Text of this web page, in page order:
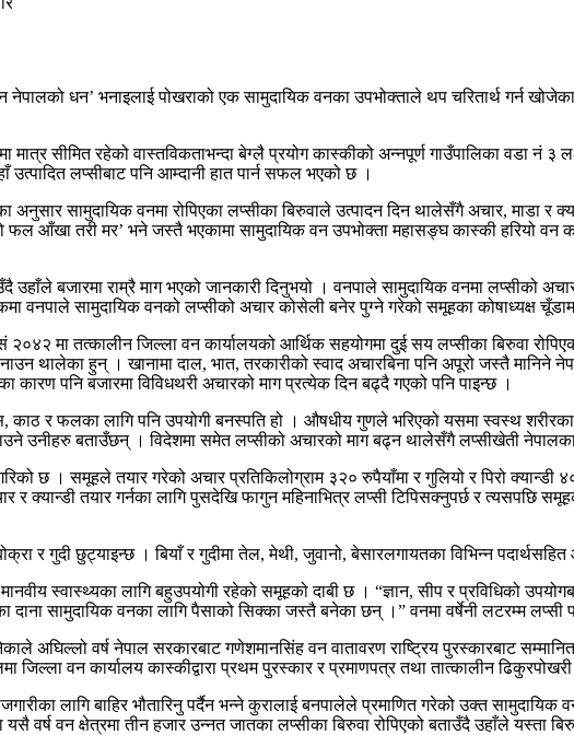
नेपालको धन’ भनाइलाई पोखराको एक सामुदायिक वनका उपभोक्ताले थप चरितार्थ गर्न
मात्र सीमित रहेको वास्तविकताभन्दा बेग्लै प्रयोग कास्कीको अन्नपूर्ण गाउँपालिका वडा नं
लप्सीबाट पनि आम्दानी हात पार्न सफल भएको छ ।
अनुसार सामुदायिक वनमा रोपिएका लप्सीका बिरुवाले उत्पादन दिन थालेसँगै अचार, माडा र
आँखा तरी मर’ भने जस्तै भएकामा सामुदायिक वन उपभोक्ता महासङ्घ कास्की हरियो वन
उहाँले बजारमा राम्रै माग भएको जानकारी दिनुभयो । वनपाले सामुदायिक वनमा लप्सीको
वनपाले सामुदायिक वनको लप्सीको अचार कोसेली बनेर पुग्ने गरेको समूहका कोषाध्यक्ष
मा तत्कालीन जिल्ला वन कार्यालयको आर्थिक सहयोगमा दुई सय लप्सीका बिरुवा
थालेका हुन् । खानामा दाल, भात, तरकारीको स्वाद अचारबिना पनि अपूरो जस्तै मानिने
कारण पनि बजारमा विविधथरी अचारको माग प्रत्येक दिन बढ्दै गएको पनि पाइन्छ ।
काठ र फलका लागि पनि उपयोगी बनस्पति हो । औषधीय गुणले भरिएको यसमा स्वस्थ
उनीहरु बताउँछन् । विदेशमा समेत लप्सीको अचारको माग बढ्न थालेसँगै लप्सीखेती
गरिको छ । समूहले तयार गरेको अचार प्रतिकिलोग्राम ३२० रुपैयाँमा र गुलियो र पिरो
क्यान्डी तयार गर्नका लागि पुसदेखि फागुन महिनाभित्र लप्सी टिपिसक्नुपर्छ र त्यसपछि
र गुदी छुट्याइन्छ । बियाँ र गुदीमा तेल, मेथी, जुवानो, बेसारलगायतका विभिन्न
स्वास्थ्यका लागि बहुउपयोगी रहेको समूहको दाबी छ । “ज्ञान, सीप र प्रविधिको
दाना सामुदायिक वनका लागि पैसाको सिक्का जस्तै बनेका छन् ।” वनमा वर्षेनी लटरम्म
अघिल्लो वर्ष नेपाल सरकारबाट गणेशमानसिंह वन वातावरण राष्ट्रिय पुरस्कारबाट
वन कार्यालय कास्कीद्वारा प्रथम पुरस्कार र प्रमाणपत्र तथा तात्कालीन
लागि बाहिर भौतारिनु पर्दैन भन्ने कुरालाई बनपालेले प्रमाणित गरेको उक्त
वर्ष वन क्षेत्रमा तीन हजार उन्नत जातका लप्सीका बिरुवा रोपिएको बताउँदै उहाँले यस्ता